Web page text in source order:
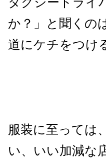
か？」と聞くの
道にケチをつけ
服装に至っては
い、いい加減な